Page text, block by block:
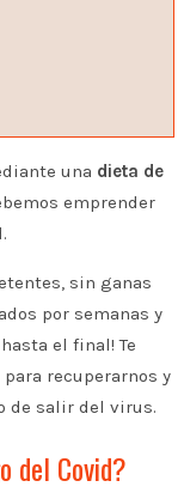
una dieta de
emprender
sin ganas
por semanas y
hasta el final!Te
para recuperarnos y
de salir del virus.
del Covid?